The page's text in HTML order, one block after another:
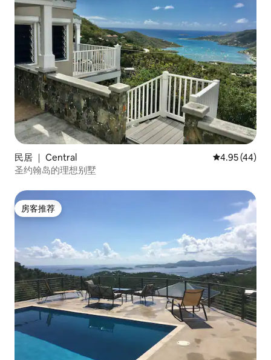
民居 ｜ Central 平均评分
4.95 (44)
圣约翰岛的理想别墅
房客推荐
房客推荐